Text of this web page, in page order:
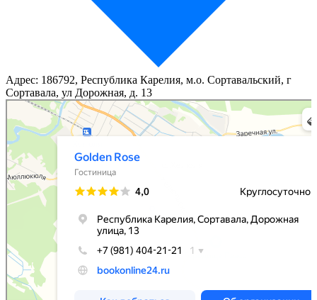
Адрес: 186792, Республика Карелия, м.о. Сортавальский, г
Сортавала, ул Дорожная, д. 13
Golden Rose
Гостиница в Сортавале